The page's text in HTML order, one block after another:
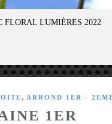
FLORAL LUMIÈRES 2022
, ARROND 1ER -
1ER